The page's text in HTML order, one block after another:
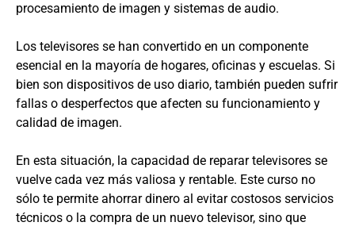
procesamiento de imagen y sistemas de audio.
Los televisores se han convertido en un componente
esencial en la mayoría de hogares, oficinas y escuelas. Si
bien son dispositivos de uso diario, también pueden sufrir
fallas o desperfectos que afecten su funcionamiento y
calidad de imagen.
En esta situación, la capacidad de reparar televisores se
vuelve cada vez más valiosa y rentable. Este curso no
sólo te permite ahorrar dinero al evitar costosos servicios
técnicos o la compra de un nuevo televisor, sino que